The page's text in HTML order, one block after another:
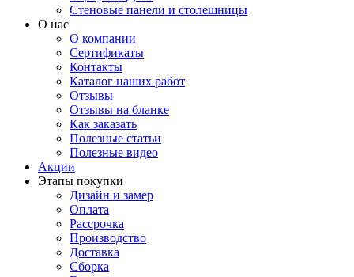
Стеновые панели и столешницы
О нас
О компании
Сертификаты
Контакты
Каталог наших работ
Отзывы
Отзывы на бланке
Как заказать
Полезные статьи
Полезные видео
Акции
Этапы покупки
Дизайн и замер
Оплата
Рассрочка
Производство
Доставка
Сборка